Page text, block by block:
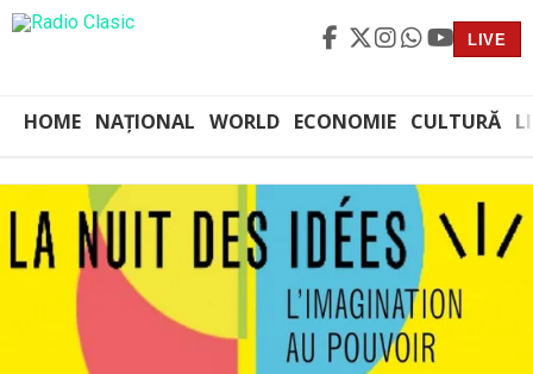
LIVE
HOME NAȚIONAL WORLD ECONOMIE CULTURĂ